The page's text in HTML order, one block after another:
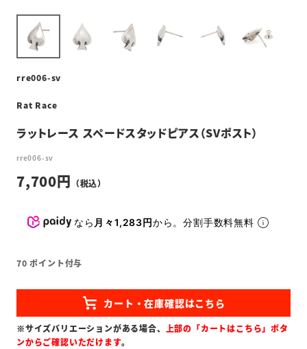
rre006-sv
Rat Race
ラットレース スペードスタッドピアス（SVポスト）
rre006-sv
7,700
なら 月々1,283円から。分割手数料無料
70 ポイント付与
※サイズバリエーションがある場合、 上部の「カートはこちら」ボタ
ンからご確認いただけます。